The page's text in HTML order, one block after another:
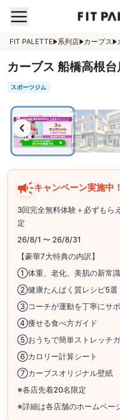
FIT PALETTE 系列店 カーブス
カーブス 船橋高根台
スポーツジム
キャンペーン実施中！
3回完全無料体験＋必ずもら
定
26/8/1 〜 26/8/31
【豪華7大特典の内訳】
①体重、老化、美肌の新常識
②健康たんぱく質レシピ5選
③コーチが運動を丁寧にサポ
④痩せる食べ方ガイド
⑤おうちで簡単ストレッチ
⑥カロリー計算シート
⑦カーブスオリジナル壁紙
※各店先着20名限定
※詳細は各店舗のホームペー